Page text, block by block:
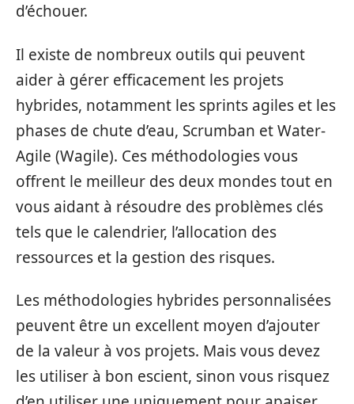
d’échouer.
Il existe de nombreux outils qui peuvent
aider à gérer efficacement les projets
hybrides, notamment les sprints agiles et les
phases de chute d’eau, Scrumban et Water-
Agile (Wagile). Ces méthodologies vous
offrent le meilleur des deux mondes tout en
vous aidant à résoudre des problèmes clés
tels que le calendrier, l’allocation des
ressources et la gestion des risques.
Les méthodologies hybrides personnalisées
peuvent être un excellent moyen d’ajouter
de la valeur à vos projets. Mais vous devez
les utiliser à bon escient, sinon vous risquez